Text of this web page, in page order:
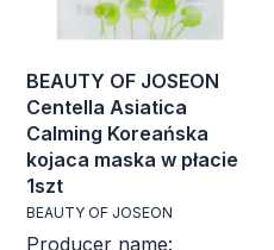
BEAUTY OF JOSEON
Centella Asiatica
Calming Koreańska
kojaca maska w płacie
1szt
BEAUTY OF JOSEON
Producer name: